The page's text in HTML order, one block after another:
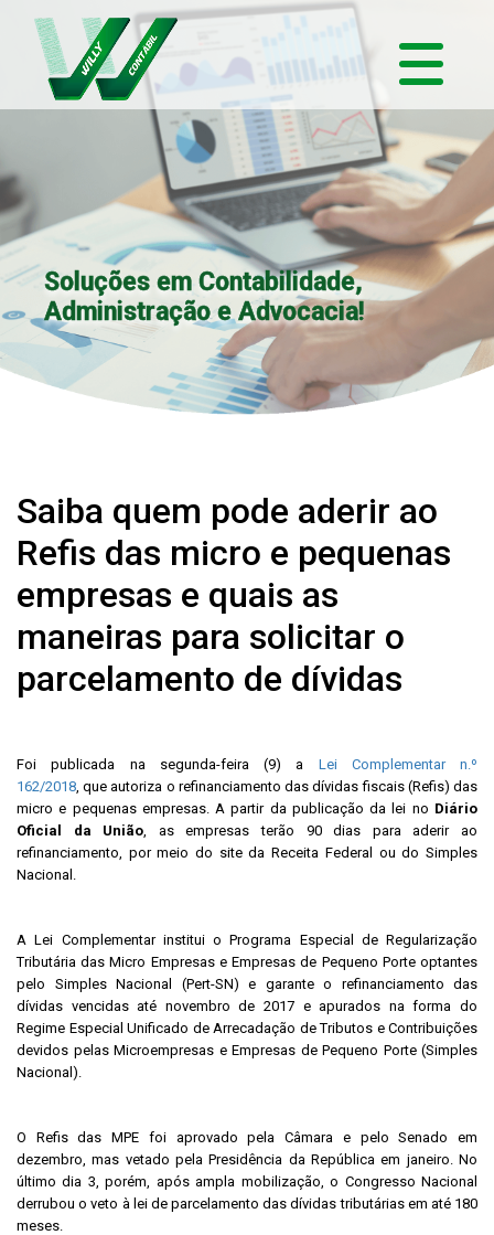
Soluções em Contabilidade,
Administração e Advocacia!
Saiba quem pode aderir ao
Refis das micro e pequenas
empresas e quais as
maneiras para solicitar o
parcelamento de dívidas
Foi publicada na segunda-feira (9) a Lei Complementar n.º
162/2018, que autoriza o refinanciamento das dívidas fiscais (Refis) das
micro e pequenas empresas. A partir da publicação da lei no Diário
Oficial da União, as empresas terão 90 dias para aderir ao
refinanciamento, por meio do site da Receita Federal ou do Simples
Nacional.
A Lei Complementar institui o Programa Especial de Regularização
Tributária das Micro Empresas e Empresas de Pequeno Porte optantes
pelo Simples Nacional (Pert-SN) e garante o refinanciamento das
dívidas vencidas até novembro de 2017 e apurados na forma do
Regime Especial Unificado de Arrecadação de Tributos e Contribuições
devidos pelas Microempresas e Empresas de Pequeno Porte (Simples
Nacional).
O Refis das MPE foi aprovado pela Câmara e pelo Senado em
dezembro, mas vetado pela Presidência da República em janeiro. No
último dia 3, porém, após ampla mobilização, o Congresso Nacional
derrubou o veto à lei de parcelamento das dívidas tributárias em até 180
meses.